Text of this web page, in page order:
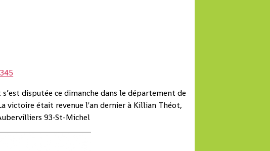
disputée ce dimanche dans le département de
victoire était revenue l'an dernier à Killian Théot,
93-St-Michel